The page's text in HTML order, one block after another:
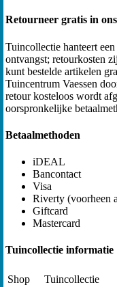
Retourneer gratis in
Tuincollectie hanteert
ontvangst; retourkosten
kunt bestelde artikelen
Tuincentrum Vaessen
retour kosteloos wordt
oorspronkelijke
Betaalmethoden
iDEAL
Bancontact
Visa
Riverty (voorheen
Giftcard
Mastercard
Tuincollectie informatie
Shop
Tuincollectie